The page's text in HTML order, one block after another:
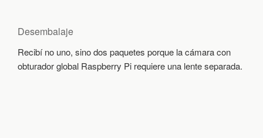
Desembalaje
Recibí no uno, sino dos paquetes porque la cámara con
obturador global Raspberry Pi requiere una lente separada.